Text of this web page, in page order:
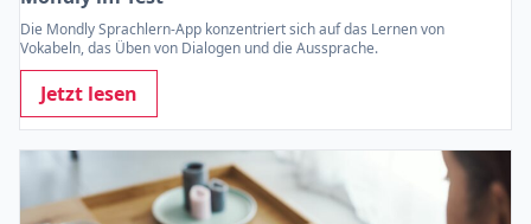
Die Mondly Sprachlern-App konzentriert sich auf das Lernen von
Vokabeln, das Üben von Dialogen und die Aussprache.
Jetzt lesen